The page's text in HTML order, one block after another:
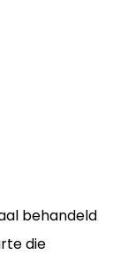
behandeld
die